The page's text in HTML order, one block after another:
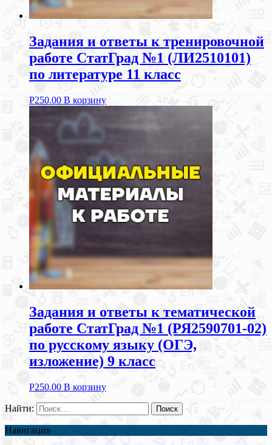
Задания и ответы к тренировочной
работе СтатГрад №1 (ЛИ2510101)
по литературе 11 класс
Р250.00 В корзину
Задания и ответы к тематической
работе СтатГрад №1 (РЯ2590701-02)
по русскому языку (ОГЭ,
изложение) 9 класс
Р250.00 В корзину
Найти:
Навигация